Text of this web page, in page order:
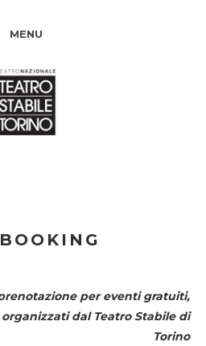
MENU
per eventi gratuiti,
dal Teatro Stabile di
Torino